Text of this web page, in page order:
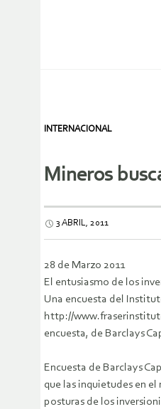
INTERNACIONAL
Mineros
3 ABRIL, 2011
28 de Marzo 2011
El entusiasmo de los
Una encuesta del
http://
encuesta, de Barclays
Encuesta de Barclays
que las inquietudes en
posturas de los